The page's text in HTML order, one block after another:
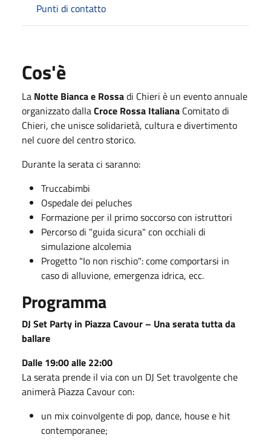
Punti di contatto
Cos'è
La Notte Bianca e Rossadi Chieri è un evento annuale
organizzato dallaCroce Rossa Italiana Comitato di
Chieri, che unisce solidarietà, cultura e divertimento
nel cuore del centro storico.
Durante la serata ci saranno:
Truccabimbi
Ospedale dei peluches
Formazione per il primo soccorso con istruttori
Percorso di "guida sicura" con occhiali di
simulazione alcolemia
Progetto "Io non rischio": come comportarsi in
caso di alluvione, emergenza idrica, ecc.
Programma
DJ Set Party in Piazza Cavour – Una serata tutta da
ballare
Dalle 19:00 alle 22:00
La serata prende il via con un DJ Set travolgente che
animerà Piazza Cavour con:
un mix coinvolgente di pop, dance, house e hit
contemporanee;